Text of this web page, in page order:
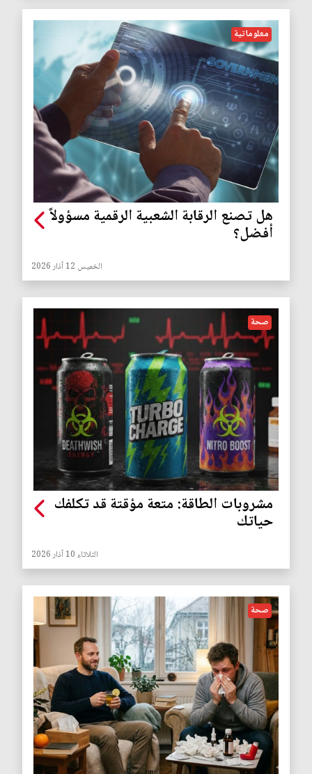
معلوماتية
هل تصنع الرقابة الشعبية الرقمية مسؤولاً
أفضل؟
الخميس 12 آذار 2026
صحة
مشروبات الطاقة: متعة مؤقتة قد تكلفك
حياتك
الثلاثاء 10 آذار 2026
صحة